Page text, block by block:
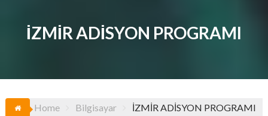
İZMİR ADİSYON PROGRAMI
Home Bilgisayar İZMİR ADİSYON PROGRAMI